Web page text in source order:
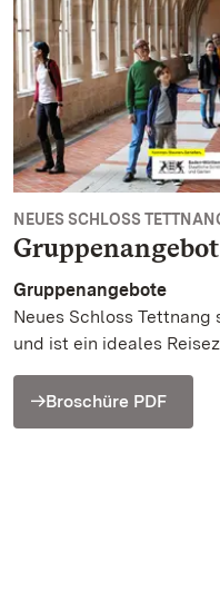
NEUES SCHLOSS
Gruppenangebot
Gruppenangebote
Neues Schloss
und ist ein ideales
Broschüre PDF